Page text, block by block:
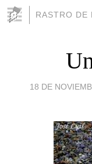
RASTRO DE
18 DE